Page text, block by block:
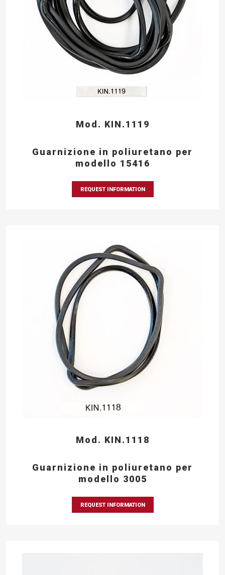
Mod. KIN.1119
Guarnizione in poliuretano per
modello 15416
REQUEST INFORMATION
Mod. KIN.1118
Guarnizione in poliuretano per
modello 3005
REQUEST INFORMATION